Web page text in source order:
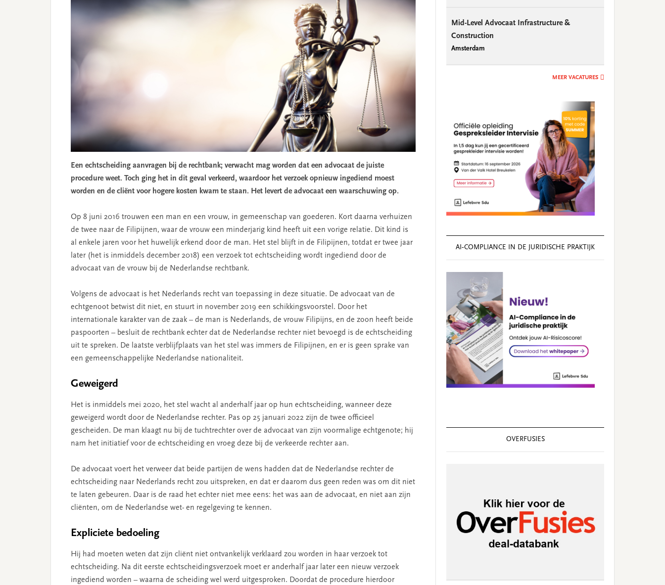
Een echtscheiding aanvragen bij de rechtbank; verwacht mag worden dat een advocaat de juiste
procedure weet. Toch ging het in dit geval verkeerd, waardoor het verzoek opnieuw ingediend moest
worden en de cliënt voor hogere kosten kwam te staan. Het levert de advocaat een waarschuwing op.
Op 8 juni 2016 trouwen een man en een vrouw, in gemeenschap van goederen. Kort daarna verhuizen
de twee naar de Filipijnen, waar de vrouw een minderjarig kind heeft uit een vorige relatie. Dit kind is
al enkele jaren voor het huwelijk erkend door de man. Het stel blijft in de Filipijnen, totdat er twee jaar
later (het is inmiddels december 2018) een verzoek tot echtscheiding wordt ingediend door de
advocaat van de vrouw bij de Nederlandse rechtbank.
Volgens de advocaat is het Nederlands recht van toepassing in deze situatie. De advocaat van de
echtgenoot betwist dit niet, en stuurt in november 2019 een schikkingsvoorstel. Door het
internationale karakter van de zaak – de man is Nederlands, de vrouw Filipijns, en de zoon heeft beide
paspoorten – besluit de rechtbank echter dat de Nederlandse rechter niet bevoegd is de echtscheiding
uit te spreken. De laatste verblijfplaats van het stel was immers de Filipijnen, en er is geen sprake van
een gemeenschappelijke Nederlandse nationaliteit.
Geweigerd
Het is inmiddels mei 2020, het stel wacht al anderhalf jaar op hun echtscheiding, wanneer deze
geweigerd wordt door de Nederlandse rechter. Pas op 25 januari 2022 zijn de twee officieel
gescheiden. De man klaagt nu bij de tuchtrechter over de advocaat van zijn voormalige echtgenote; hij
nam het initiatief voor de echtscheiding en vroeg deze bij de verkeerde rechter aan.
De advocaat voert het verweer dat beide partijen de wens hadden dat de Nederlandse rechter de
echtscheiding naar Nederlands recht zou uitspreken, en dat er daarom dus geen reden was om dit niet
te laten gebeuren. Daar is de raad het echter niet mee eens: het was aan de advocaat, en niet aan zijn
cliënten, om de Nederlandse wet- en regelgeving te kennen.
Expliciete bedoeling
Hij had moeten weten dat zijn cliënt niet ontvankelijk verklaard zou worden in haar verzoek tot
echtscheiding. Na dit eerste echtscheidingsverzoek moet er anderhalf jaar later een nieuw verzoek
ingediend worden – waarna de scheiding wel werd uitgesproken. Doordat de procedure hierdoor
Mid-Level Advocaat Infrastructure &
Construction
Amsterdam
MEER VACATURES
AI‑COMPLIANCE IN DE JURIDISCHE PRAKTIJK
OVERFUSIES